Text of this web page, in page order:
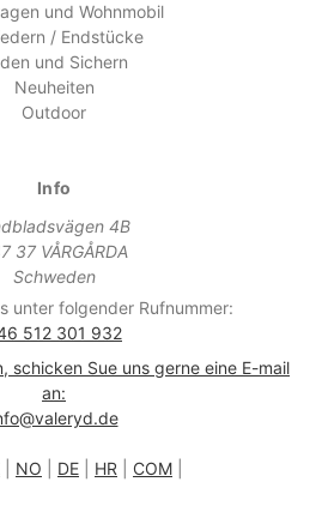
und Wohnmobil
/ Endstücke
und Sichern
Neuheiten
Outdoor
Info
4B
37 VÅRGÅRDA
Schweden
unter folgender Rufnummer:
512 301 932
schicken Sue uns gerne eine E-mail
an:
NO DE HR COM